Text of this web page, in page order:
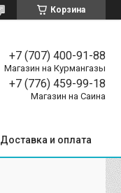
Корзина
+7 (707) 400-91-88
Магазин на Курмангазы
+7 (776) 459-99-18
Магазин на Саина
Доставка и оплата